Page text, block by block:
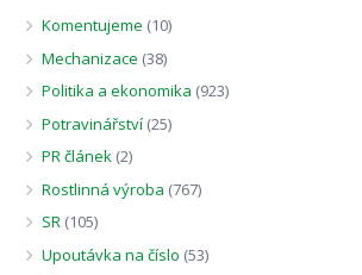
Komentujeme (10)
Mechanizace (38)
Politika a ekonomika (923)
Potravinářství (25)
PR článek (2)
Rostlinná výroba (767)
SR (105)
Upoutávka na číslo (53)